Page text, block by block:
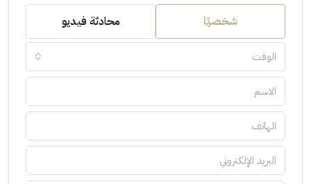
شخصيًا محادثة فيديو
الوقت